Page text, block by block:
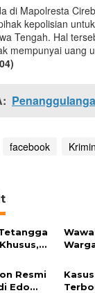
i
r
e
b
o
n
di Mapolresta
kepolisian
Tengah. Hal
mempunyai uang
facebook
599
Resmi
Edo